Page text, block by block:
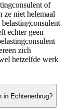
of
ze niet helemaal
echter geen
zich
hetzelfde werk
in Echtenerbrug?